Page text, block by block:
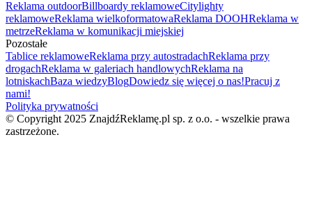
Reklama outdoorBillboardy reklamoweCitylighty
reklamoweReklama wielkoformatowaReklama DOOHReklama w
metrzeReklama w komunikacji miejskiej
Pozostałe
Tablice reklamoweReklama przy autostradachReklama przy
drogachReklama w galeriach handlowychReklama na
lotniskachBaza wiedzyBlogDowiedz się więcej o nas!Pracuj z
nami!
Polityka prywatności
© Copyright 2025 ZnajdźReklamę.pl sp. z o.o. - wszelkie prawa
zastrzeżone.